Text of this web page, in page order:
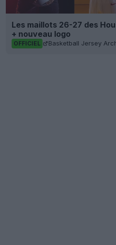
Les maillots 26-27 des
+ nouveau logo
OFFICIEL Basketball Jersey